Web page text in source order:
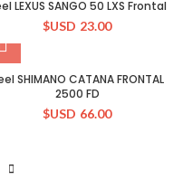
LEXUS SANGO 50 LXS Frontal
$USD 23.00
SHIMANO CATANA FRONTAL
2500 FD
$USD 66.00